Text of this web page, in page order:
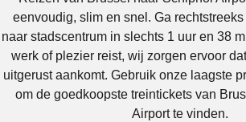
eenvoudig, slim en snel. Ga
naar stadscentrum in slechts 1 uur en 38
werk of plezier reist, wij zorgen ervoor
uitgerust aankomt. Gebruik onze laagste
om de goedkoopste treintickets van
Airport te vinden.